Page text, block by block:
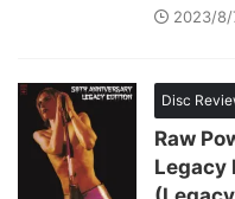
2023/8/
Disc
Raw
Legacy